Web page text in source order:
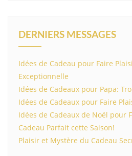
DERNIERS MESSAGES
Idées de Cadeau pour Faire
Exceptionnelle
Idées de Cadeaux pour Papa:
Idées de Cadeaux pour Faire
Idées de Cadeaux de Noël pour
Cadeau Parfait cette Saison!
Plaisir et Mystère du Cadeau